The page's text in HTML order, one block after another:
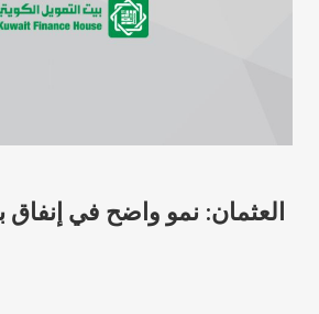
العثمان: نمو واضح في